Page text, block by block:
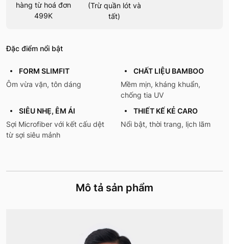
hàng từ hoá đơn
499K
(Trừ quần lót và
tất)
Đặc điểm nổi bật
FORM SLIMFIT
Ôm vừa vặn, tôn dáng
CHẤT LIỆU BAMBOO
Mềm mịn, kháng khuẩn,
chống tia UV
SIÊU NHẸ, ÊM ÁI
Sợi Microfiber với kết cấu dệt
từ sợi siêu mảnh
THIẾT KẾ KẺ CARO
Nổi bật, thời trang, lịch lãm
Mô tả sản phẩm